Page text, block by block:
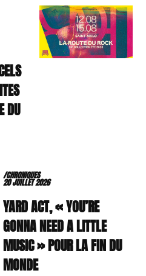
DU
/CHRONIQUES
20 JUILLET 2026
YARD ACT, « YOU’RE
GONNA NEED A LITTLE
MUSIC » POUR LA FIN DU
MONDE